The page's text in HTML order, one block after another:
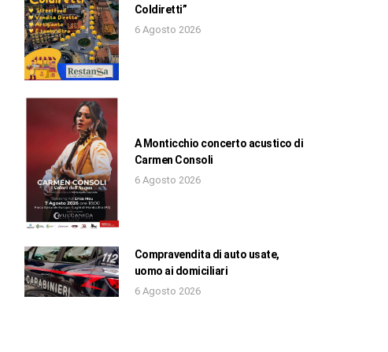
Coldiretti”
6 Agosto 2026
A Monticchio concerto acustico di
Carmen Consoli
6 Agosto 2026
Compravendita di auto usate,
uomo ai domiciliari
6 Agosto 2026